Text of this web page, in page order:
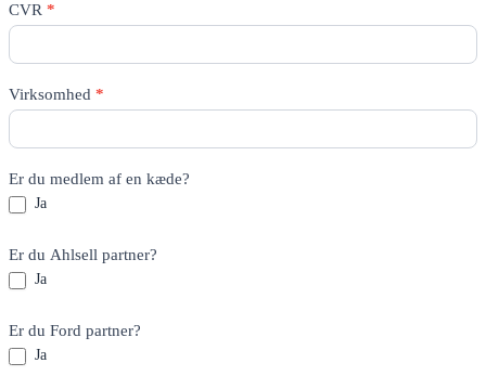
CVR *
Virksomhed *
Er du medlem af en kæde?
Ja
Er du Ahlsell partner?
Ja
Er du Ford partner?
Ja